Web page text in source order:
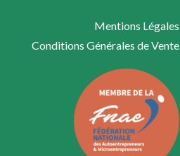
Mentions Légales
Conditions Générales de Vente